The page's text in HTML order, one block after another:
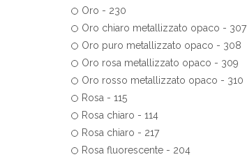
Oro - 230
Oro chiaro metallizzato opaco - 307
Oro puro metallizzato opaco - 308
Oro rosa metallizzato opaco - 309
Oro rosso metallizzato opaco - 310
Rosa - 115
Rosa chiaro - 114
Rosa chiaro - 217
Rosa fluorescente - 204